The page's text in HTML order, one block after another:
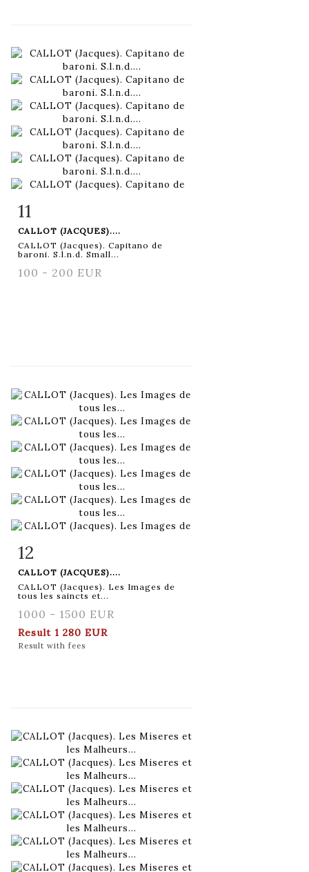
11
CALLOT (JACQUES)....
CALLOT (Jacques). Capitano de
baroni. S.l.n.d. Small...
100 - 200 EUR
Item detail
12
CALLOT (JACQUES)....
CALLOT (Jacques). Les Images de
tous les saincts et...
1000 - 1500 EUR
Result 1 280 EUR
Result with fees